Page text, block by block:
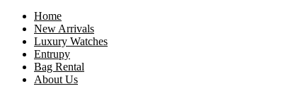
Home
New Arrivals
Luxury Watches
Entrupy
Bag Rental
About Us